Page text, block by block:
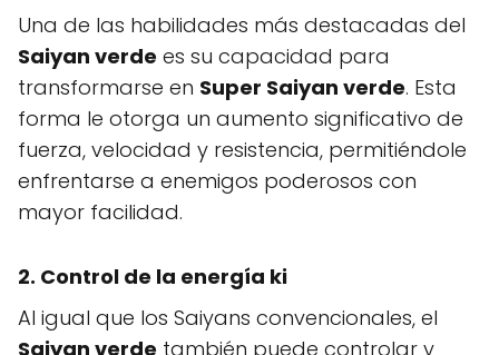
Una de las habilidades más destacadas del
Saiyan verde es su capacidad para
transformarse en Super Saiyan verde. Esta
forma le otorga un aumento significativo de
fuerza, velocidad y resistencia, permitiéndole
enfrentarse a enemigos poderosos con
mayor facilidad.
2. Control de la energía ki
Al igual que los Saiyans convencionales, el
Saiyan verde también puede controlar y